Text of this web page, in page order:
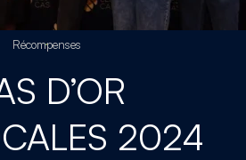
Récompenses
D’OR
2024